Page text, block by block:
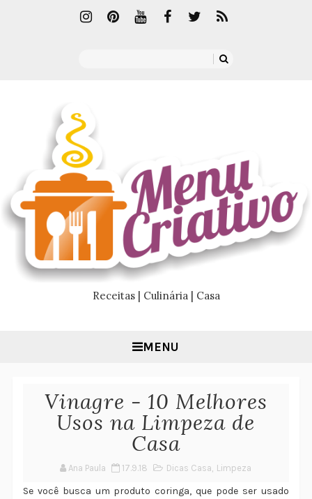
Receitas | Culinária | Casa
MENU
Vinagre - 10 Melhores
Usos na Limpeza de
Casa
Ana Paula 17.9.18 Dicas Casa, Limpeza
Se você busca um produto coringa, que pode ser usado